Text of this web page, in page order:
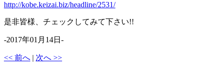
http://kobe.keizai.biz/headline/2531/
是非皆様、チェックしてみて下さい!!
-2017年01月14日-
<< 前へ | 次へ >>